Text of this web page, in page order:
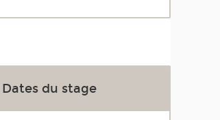
Dates du stage